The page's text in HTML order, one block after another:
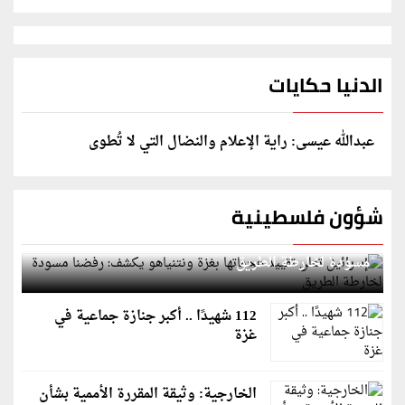
الدنيا حكايات
عبدالله عيسى: راية الإعلام والنضال التي لا تُطوى
شؤون فلسطينية
إسرائيل تعلن تقييد هجماتها بغزة ونتنياهو يكشف: رفضنا
مسودة لخارطة الطريق
112 شهيدًا .. أكبر جنازة جماعية في
غزة
الخارجية: وثيقة المقررة الأممية بشأن